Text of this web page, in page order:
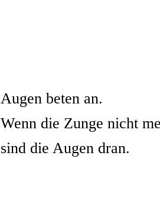
Augen beten an.
Wenn die Zunge nicht
sind die Augen dran.